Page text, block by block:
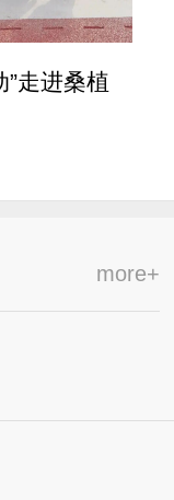
”走进桑植
more+